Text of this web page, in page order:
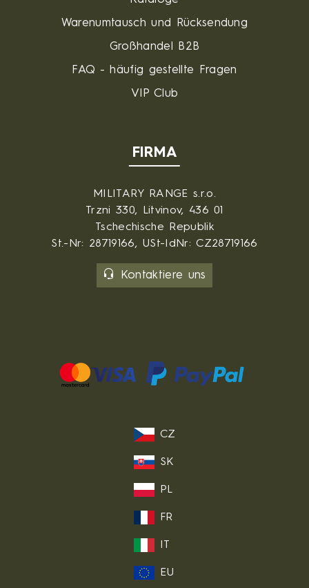
Warenumtausch und Rücksendung
Großhandel B2B
FAQ - häufig gestellte Fragen
VIP Club
FIRMA
MILITARY RANGE s.r.o.
Trzni 330, Litvinov, 436 01
Tschechische Republik
St.-Nr: 28719166, USt-IdNr: CZ28719166
Kontaktiere uns
CZ
SK
PL
FR
IT
EU